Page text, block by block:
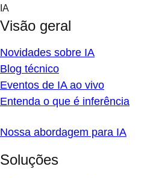
Skip
content
IA
Visão geral
Novidades sobre IA
Blog técnico
Eventos de IA ao vivo
Entenda o que é inferência
Nossa abordagem para IA
Soluções